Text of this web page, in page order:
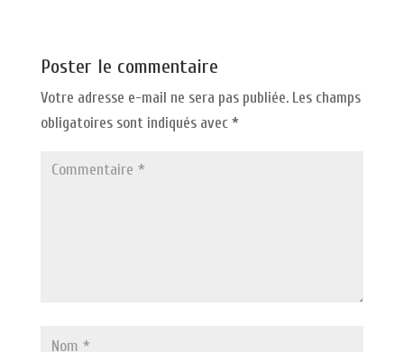
Poster le commentaire
Votre adresse e-mail ne sera pas publiée. Les champs
obligatoires sont indiqués avec *